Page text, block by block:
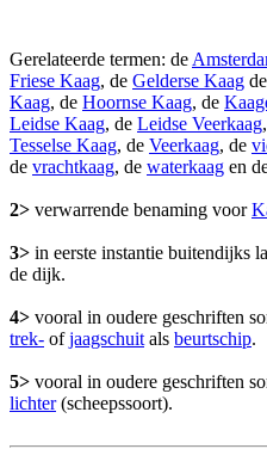
Gerelateerde termen: de
Friese Kaag, de Gelderse Kaag de
Kaag, de Hoornse Kaag, de
Leidse Kaag, de Leidse Veerkaag
Tesselse Kaag, de Veerkaag, de
de vrachtkaag, de waterkaag en
2> verwarrende benaming voor
3> in eerste instantie buitendijks
de dijk.
4> vooral in oudere geschriften
trek- ofjaagschuit als beurtschip.
5> vooral in oudere geschriften
lichter(scheepssoort).